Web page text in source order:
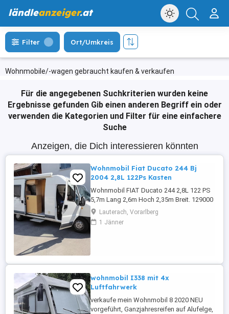
ländleanzeiger.at
Wohnmobile/-wagen gebraucht kaufen & verkaufen
Filter Ort/Umkreis
Für die angegebenen Suchkriterien wurden keine
Ergebnisse gefunden Gib einen anderen Begriff ein oder
verwenden die Kategorien und Filter für eine einfachere
Suche
Anzeigen, die Dich interessieren könnten
Wohnmobil Fiat Ducato 244 Bj
2004 2,8L 122Ps Kasten
Wohnmobil FIAT Ducato 244 2,8L 122 PS
5,7m Lang 2,6m Hoch 2,35m Breit. 129000
Km Vohrgeführt Fährt und Bremst.
Lauterach, Vorarlberg
1 Jänner
wohnmobil I338 mit 4x
Luftfahrwerk
verkaufe mein Wohnmobil 8 2020 NEU
vorgeführt, Ganzjahresreifen auf Alufelge,